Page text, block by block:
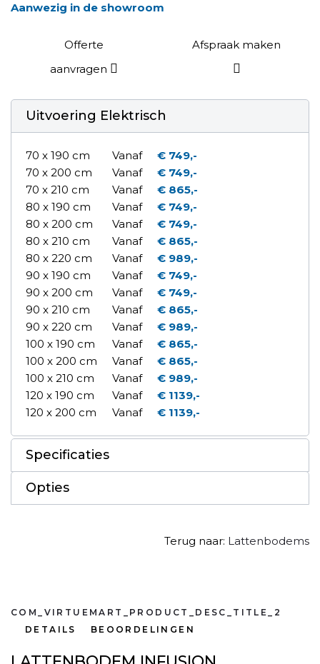
Aanwezig in de showroom
Offerte
aanvragen
Afspraak maken
Uitvoering Elektrisch
70 x 190 cm
70 x 200 cm
70 x 210 cm
80 x 190 cm
80 x 200 cm
80 x 210 cm
80 x 220 cm
90 x 190 cm
90 x 200 cm
90 x 210 cm
90 x 220 cm
100 x 190 cm
100 x 200 cm
100 x 210 cm
120 x 190 cm
120 x 200 cm
Vanaf
Vanaf
Vanaf
Vanaf
Vanaf
Vanaf
Vanaf
Vanaf
Vanaf
Vanaf
Vanaf
Vanaf
Vanaf
Vanaf
Vanaf
Vanaf
€ 749,-
€ 749,-
€ 865,-
€ 749,-
€ 749,-
€ 865,-
€ 989,-
€ 749,-
€ 749,-
€ 865,-
€ 989,-
€ 865,-
€ 865,-
€ 989,-
€ 1139,-
€ 1139,-
Specificaties
Opties
Terug naar: Lattenbodems
COM_VIRTUEMART_PRODUCT_DESC_TITLE_2
DETAILS
BEOORDELINGEN